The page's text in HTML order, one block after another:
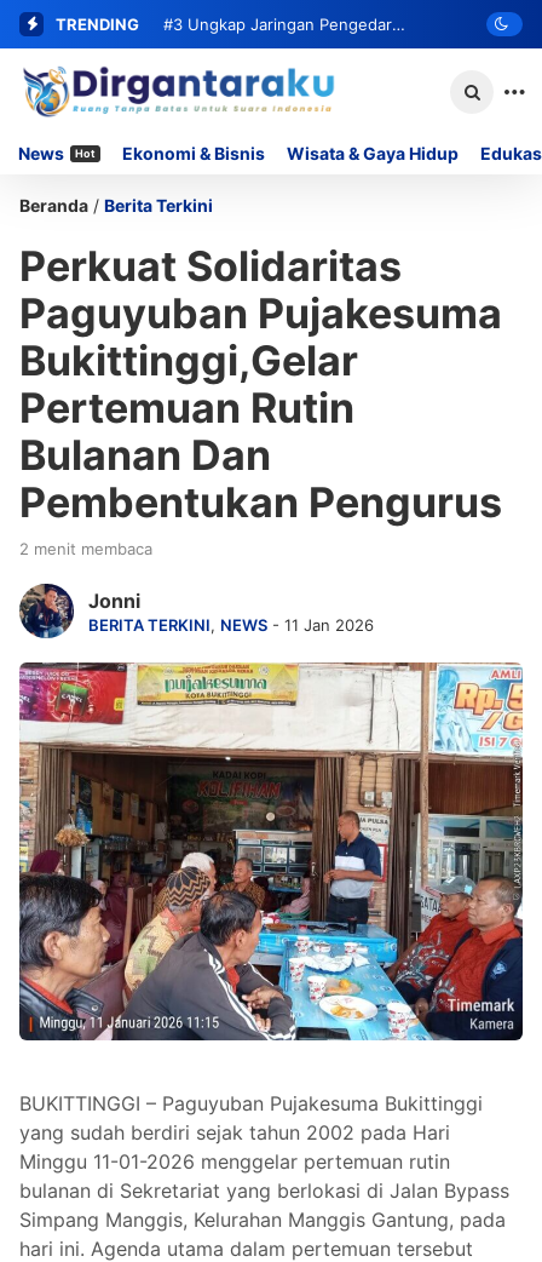
TRENDING #3 Ungkap Jaringan Pengedar
Narkoba, Satresnarkoba Polresta
News Hot Ekonomi & Bisnis Wisata & Gaya Hidup
Beranda / Berita Terkini
Perkuat Solidaritas
Paguyuban Pujakesuma
Bukittinggi,Gelar
Pertemuan Rutin
Bulanan Dan
Pembentukan Pengurus
2 menit membaca
Jonni
BERITA TERKINI, NEWS - 11 Jan 2026
BUKITTINGGI – Paguyuban Pujakesuma Bukittinggi
yang sudah berdiri sejak tahun 2002 pada Hari
Minggu 11-01-2026 menggelar pertemuan rutin
bulanan di Sekretariat yang berlokasi di Jalan Bypass
Simpang Manggis, Kelurahan Manggis Gantung, pada
hari ini. Agenda utama dalam pertemuan tersebut